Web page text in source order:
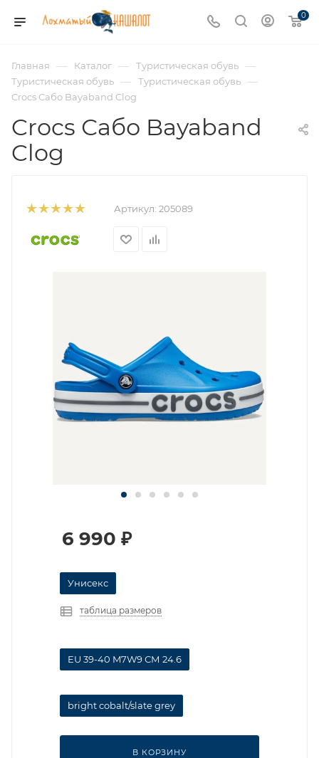
0
Главная — Каталог — Туристическая обувь —
Туристическая обувь — Туристическая обувь —
Crocs Сабо Bayaband Clog
Crocs Сабо Bayaband
Clog
Артикул: 205089
6 990 ₽
Унисекс
таблица размеров
EU 39-40 M7W9 СМ 24.6
bright cobalt/slate grey
В КОРЗИНУ